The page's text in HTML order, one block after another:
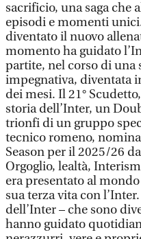
sacrificio, una saga che
episodi e momenti
diventato il nuovo
momento ha guidato
partite, nel corso di una
impegnativa, diventata
dei mesi. Il 21°
storia dell’Inter, un
trionfi di un gruppo
tecnico romeno,
Season per il 2025/26
Orgoglio, lealtà,
era presentato al
sua terza vita con
dell’Inter – che sono
hanno guidato